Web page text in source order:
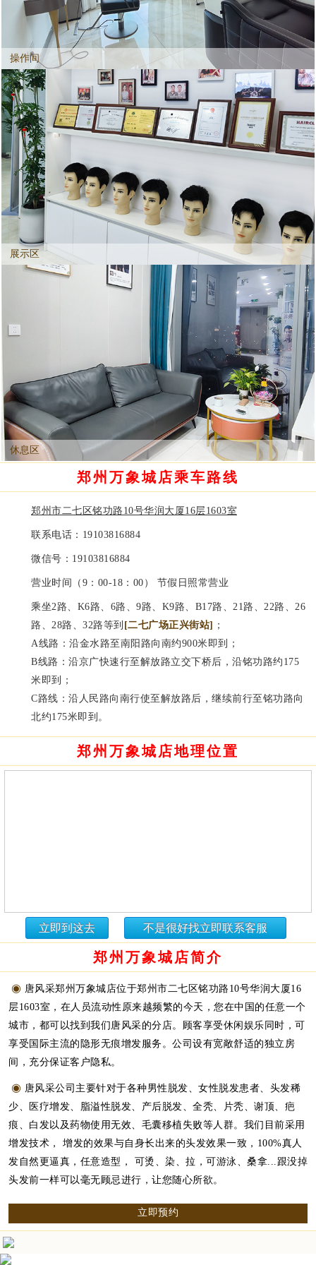
操作间
展示区
休息区
郑州万象城店乘车路线
郑州市二七区铭功路10号华润大厦16层1603室
联系电话： 19103816884
微信号： 19103816884
营业时间（9：00-18：00） 节假日照常营业
乘坐2路、K6路、6路、9路、K9路、B17路、21路、22路、26
路、28路、32路等到 [二七广场正兴街站] ；
A线路：沿金水路至南阳路向南约900米即到；
B线路：沿京广快速行至解放路立交下桥后，沿铭功路约175
米即到；
C路线：沿人民路向南行使至解放路后，继续前行至铭功路向
北约175米即到。
郑州万象城店地理位置
立即到这去 不是很好找立即联系客服
郑州万象城店简介
◉ 唐风采郑州万象城店位于郑州市二七区铭功路10号华润大厦16
层1603室，在人员流动性原来越频繁的今天，您在中国的任意一个
城市，都可以找到我们唐风采的分店。顾客享受休闲娱乐同时，可
享受国际主流的隐形无痕增发服务。公司设有宽敞舒适的独立房
间，充分保证客户隐私。
◉ 唐风采公司主要针对于各种男性脱发、女性脱发患者、头发稀
少、医疗增发、脂溢性脱发、产后脱发、全秃、片秃、谢顶、疤
痕、白发以及药物使用无效、毛囊移植失败等人群。我们目前采用
增发技术， 增发的效果与自身长出来的头发效果一致，100%真人
发自然更逼真，任意造型， 可烫、染、拉，可游泳、桑拿...跟没掉
头发前一样可以毫无顾忌进行，让您随心所欲。
立即预约